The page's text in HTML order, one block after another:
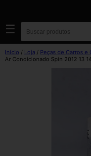
☰
Início / Loja / Peças de Carros e
Ar Condicionado Spin 2012 13